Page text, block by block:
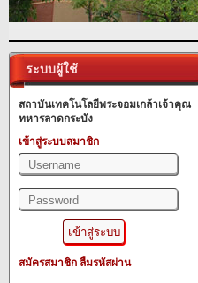
ระบบผู้ใช้
สถาบันเทคโนโลยีพระจอมเกล้าเจ้าคุณ
ทหารลาดกระบัง
เข้าสู่ระบบสมาชิก
สมัครสมาชิก ลืมรหัสผ่าน